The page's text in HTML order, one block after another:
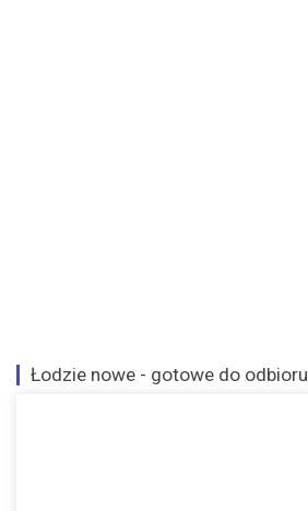
Łodzie nowe - gotowe do odbioru